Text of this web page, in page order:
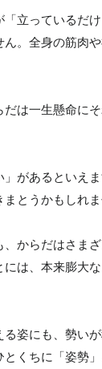
立っているだ
。全身の筋肉
は一生懸命に
があるといえ
とうかもしれま
からだはさま
は、本来膨大
姿にも、勢い
くちに「姿勢」